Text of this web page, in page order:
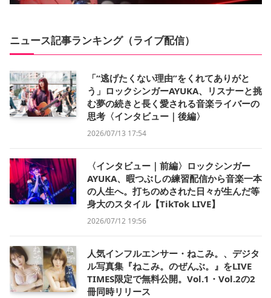
ニュース記事ランキング（ライブ配信）
「“逃げたくない理由”をくれてありがと
う」ロックシンガーAYUKA、リスナーと挑
む夢の続きと長く愛される音楽ライバーの
思考〈インタビュー｜後編〉
2026/07/13 17:54
〈インタビュー｜前編〉ロックシンガー
AYUKA、暇つぶしの練習配信から音楽一本
の人生へ。打ちのめされた日々が生んだ等
身大のスタイル【TikTok LIVE】
2026/07/12 19:56
人気インフルエンサー・ねこみ。、デジタ
ル写真集『ねこみ。のぜんぶ。』をLIVE
TIMES限定で無料公開。Vol.1・Vol.2の2
冊同時リリース